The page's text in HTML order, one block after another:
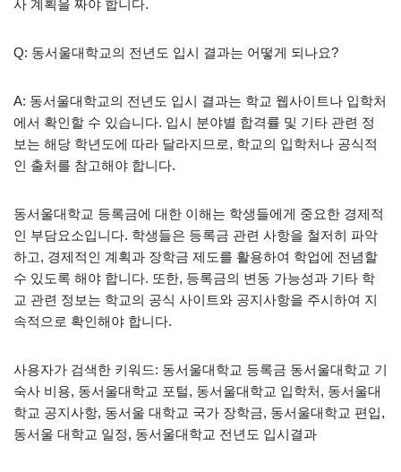
사 계획을 짜야 합니다.
Q: 동서울대학교의 전년도 입시 결과는 어떻게 되나요?
A: 동서울대학교의 전년도 입시 결과는 학교 웹사이트나 입학처
에서 확인할 수 있습니다. 입시 분야별 합격률 및 기타 관련 정
보는 해당 학년도에 따라 달라지므로, 학교의 입학처나 공식적
인 출처를 참고해야 합니다.
동서울대학교 등록금에 대한 이해는 학생들에게 중요한 경제적
인 부담요소입니다. 학생들은 등록금 관련 사항을 철저히 파악
하고, 경제적인 계획과 장학금 제도를 활용하여 학업에 전념할
수 있도록 해야 합니다. 또한, 등록금의 변동 가능성과 기타 학
교 관련 정보는 학교의 공식 사이트와 공지사항을 주시하여 지
속적으로 확인해야 합니다.
사용자가 검색한 키워드: 동서울대학교 등록금 동서울대학교 기
숙사 비용, 동서울대학교 포털, 동서울대학교 입학처, 동서울대
학교 공지사항, 동서울 대학교 국가 장학금, 동서울대학교 편입,
동서울 대학교 일정, 동서울대학교 전년도 입시결과